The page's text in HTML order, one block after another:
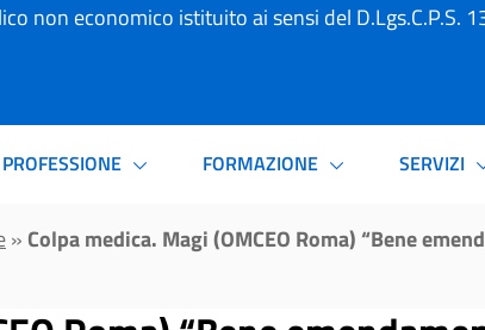
non economico istituito ai sensi del D.Lgs.C.P.S.
PROFESSIONE FORMAZIONE SERVIZI
» Colpa medica. Magi (OMCEO Roma) “Bene